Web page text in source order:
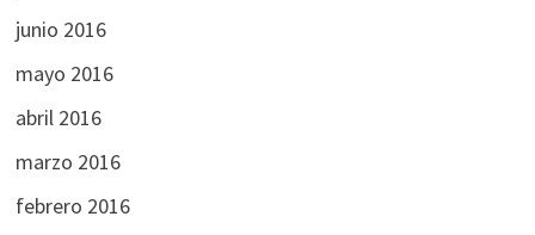
junio 2016
mayo 2016
abril 2016
marzo 2016
febrero 2016